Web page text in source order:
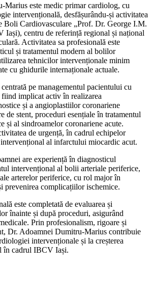
Marius este medic primar cardiolog, cu
intervențională, desfășurându-și activitatea
Boli Cardiovasculare „Prof. Dr. George I.M.
Iași), centru de referință regional și național
Activitatea sa profesională este
și tratamentul modern al bolilor
tehnicilor intervenționale minim
cu ghidurile internaționale actuale.
pe managementul pacientului cu
implicat activ în realizarea
și a angioplastiilor coronariene
de stent, proceduri esențiale în tratamentul
și al sindroamelor coronariene acute.
de urgență, în cadrul echipelor
al infarctului miocardic acut.
are experiență în diagnosticul
intervențional al bolii arteriale periferice,
arterelor periferice, cu rol major în
prevenirea complicațiilor ischemice.
este completată de evaluarea și
înainte și după proceduri, asigurând
Prin profesionalism, rigoare și
Dr. Adoamnei Dumitru-Marius contribuie
intervenționale și la creșterea
în cadrul IBCV Iași.